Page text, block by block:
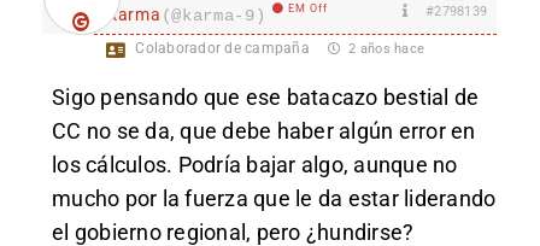
karma (@karma-9) EM Off #2798139
Colaborador de campaña 2 años hace
Sigo pensando que ese batacazo bestial de
CC no se da, que debe haber algún error en
los cálculos. Podría bajar algo, aunque no
mucho por la fuerza que le da estar liderando
el gobierno regional, pero ¿hundirse?